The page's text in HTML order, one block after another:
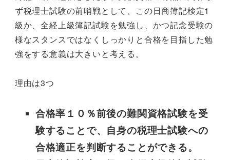
ず税理士試験の前哨戦として、この日商簿記検定1
級か、全経上級簿記試験を勉強し、かつ記念受験の
様なスタンスではなくしっかりと合格を目指した勉
強をする意義は大きいと考える。
理由は3つ
合格率１０％前後の難関資格試験を受
験することで、自身の税理士試験への
合格適正を判断することができる。